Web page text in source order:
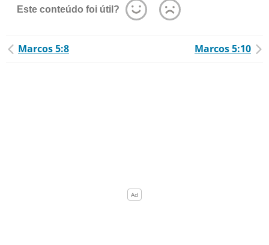
Este conteúdo foi útil?
Marcos 5:8 Marcos 5:10